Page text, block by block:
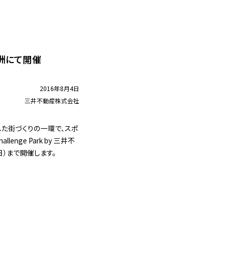
にて開催
2016年8月4日
三井不動産株式会社
街づくりの一環で、スポ
Park by 三井不
まで開催します。